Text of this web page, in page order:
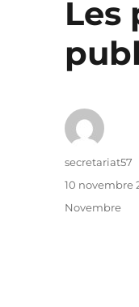
Les
Auteur
secretariat57
Publié
10 novembre
Catégories
Novembre